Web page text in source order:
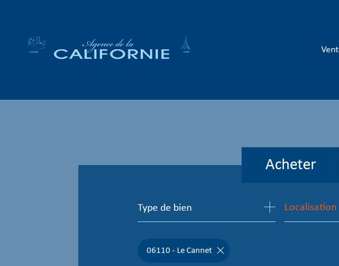
Acheter
de l'ancien
Type de bien Localisation
06110 - Le Cannet